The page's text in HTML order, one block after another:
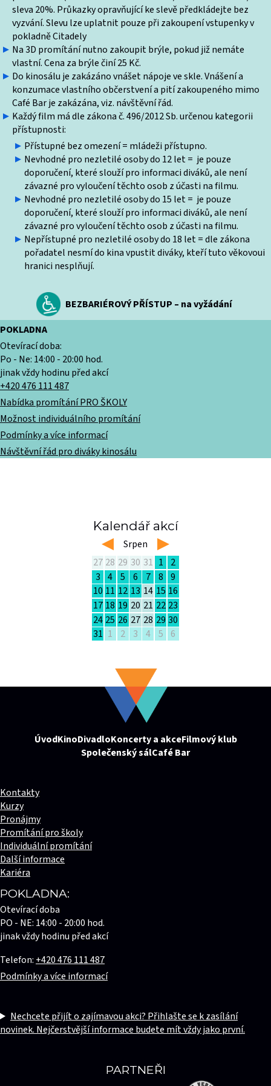
sleva 20%. Průkazky opravňující ke slevě předkládejte bez
vyzvání. Slevu lze uplatnit pouze při zakoupení vstupenky v
pokladně Citadely
Na 3D promítání nutno zakoupit brýle, pokud již nemáte
vlastní. Cena za brýle činí 25 Kč.
Do kinosálu je zakázáno vnášet nápoje ve skle. Vnášení a
konzumace vlastního občerstvení a pití zakoupeného mimo
Café Bar je zakázána, viz. návštěvní řád.
Každý film má dle zákona č. 496/2012 Sb. určenou kategorii
přístupnosti:
Přístupné bez omezení = mládeži přístupno.
Nevhodné pro nezletilé osoby do 12 let = je pouze
doporučení, které slouží pro informaci diváků, ale není
závazné pro vyloučení těchto osob z účasti na filmu.
Nevhodné pro nezletilé osoby do 15 let = je pouze
doporučení, které slouží pro informaci diváků, ale není
závazné pro vyloučení těchto osob z účasti na filmu.
Nepřístupné pro nezletilé osoby do 18 let = dle zákona
pořadatel nesmí do kina vpustit diváky, kteří tuto věkovoui
hranici nesplňují.
BEZBARIÉROVÝ PŘÍSTUP – na vyžádání
POKLADNA
Otevírací doba:
Po - Ne: 14:00 - 20:00 hod.
jinak vždy hodinu před akcí
+420 476 111 487
Nabídka promítání PRO ŠKOLY
Možnost individuálního promítání
Podmínky a více informací
Návštěvní řád pro diváky kinosálu
Kalendář akcí
left Srpen right
27 28 29 30 31 1
2
3
4 5 6 7 8
9
10 11 12 13 14 15 16
17 18 19 20 21 22 23
24 25 26 27 28 29 30
31 1 2 3 4 5 6
ÚvodKinoDivadloKoncerty a akceFilmový klub
Společenský sálCafé Bar
PARTNEŘI
Kontakty
Kurzy
Pronájmy
Promítání pro školy
Individuální promítání
Další informace
Kariéra
POKLADNA:
Otevírací doba
PO - NE: 14:00 - 20:00 hod.
jinak vždy hodinu před akcí
Telefon: +420 476 111 487
Podmínky a více informací
Nechcete přijít o zajímavou akci? Přihlašte se k zasílání
novinek. Nejčerstvější informace budete mít vždy jako první.